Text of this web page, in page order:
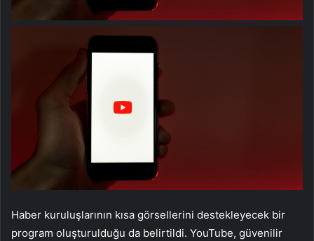
Haber kuruluşlarının kısa görsellerini destekleyecek bir
program oluşturulduğu da belirtildi. YouTube, güvenilir